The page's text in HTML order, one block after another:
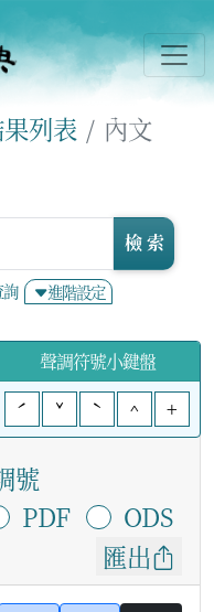
列表 內文
進階設定
檢 索
聲調符號小鍵盤
ˊ
ˇ ˋ ^ +
號
PDF
ODS
匯出